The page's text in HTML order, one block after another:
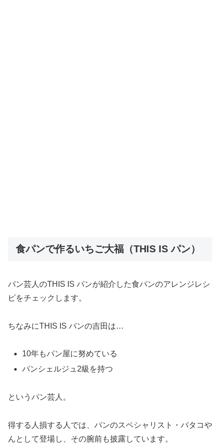
食パンで作るいちご大福（THIS IS パン）
パン芸人のTHIS IS パンが紹介した食パンのアレンジレシ
ピをチェックします。
ちなみにTHIS IS パンの吉田は…
10年もパン屋に努めている
パンシェルジュ2級を持つ
というパン芸人。
得する人損する人では、パンのスペシャリスト・バタコや
んとして登場し、その腕前も披露しています。